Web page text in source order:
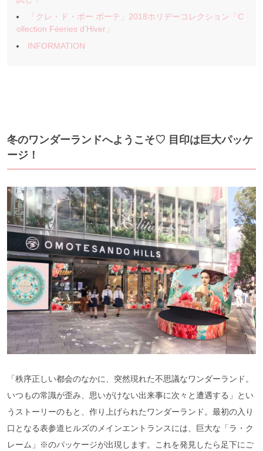
「クレ・ド・ポー ボーテ」2018ホリデーコレクション「C
ollection Féeries d'Hiver」
INFORMATION
冬のワンダーランドへようこそ♡ 目印は巨大パッケ
ージ！
「秩序正しい都会のなかに、突然現れた不思議なワンダーランド。
いつもの常識が歪み、思いがけない出来事に次々と遭遇する」とい
うストーリーのもと、作り上げられたワンダーランド。最初の入り
口となる表参道ヒルズのメインエントランスには、巨大な「ラ・ク
レーム」※のパッケージが出現します。これを発見したら足下にご